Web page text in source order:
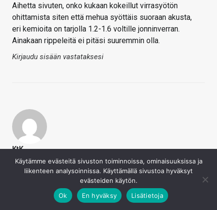
Aihetta sivuten, onko kukaan kokeillut virrasyötön
ohittamista siten että mehua syöttäis suoraan akusta,
eri kemioita on tarjolla 1.2-1.6 voltille jonninverran.
Ainakaan rippeleitä ei pitäsi suuremmin olla.
Kirjaudu sisään vastataksesi
KtK
29.12.2020
Ei siin vaan mikkään auta Nvidia ja Intel jyrää vahvasti
Kirjaudu sisään vastataksesi
Käytämme evästeitä sivuston toiminnoissa, ominaisuuksissa ja
liikenteen analysoinnissa. Käyttämällä sivustoa hyväksyt
evästeiden käytön.
Ok
En hyväksy Lisätietoja